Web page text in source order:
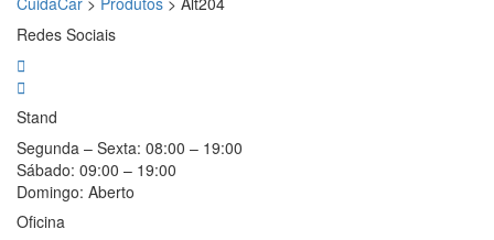
Redes Sociais
Stand
Segunda – Sexta: 08:00 – 19:00
Sábado: 09:00 – 19:00
Domingo: Aberto
Oficina